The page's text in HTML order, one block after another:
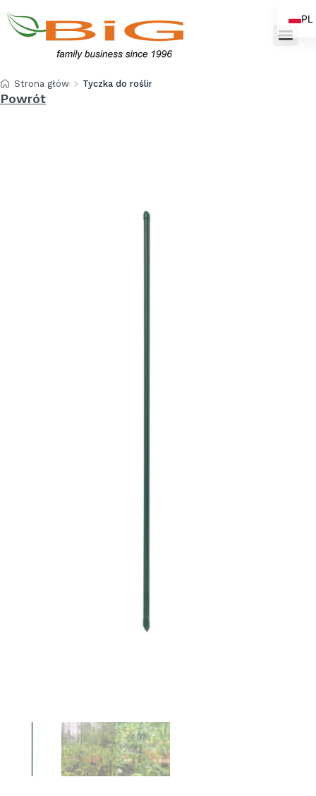
Strona główna Tyczka do roślin 16 mm x 180 cm
Powrót
PL